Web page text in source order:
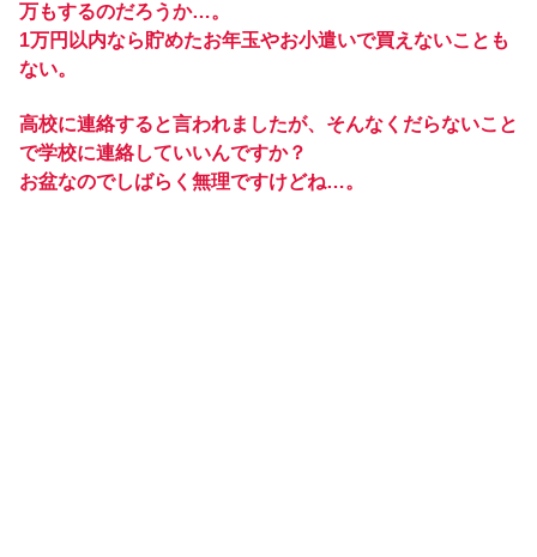
万もするのだろうか…。
1万円以内なら貯めたお年玉やお小遣いで買えないことも
ない。
高校に連絡すると言われましたが、そんなくだらないこと
で学校に連絡していいんですか？
お盆なのでしばらく無理ですけどね…。